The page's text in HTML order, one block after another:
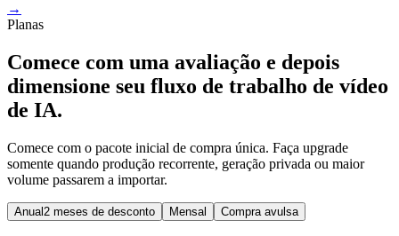
→
Planas
Comece com uma avaliação e depois
dimensione seu fluxo de trabalho de vídeo
de IA.
Comece com o pacote inicial de compra única. Faça upgrade
somente quando produção recorrente, geração privada ou maior
volume passarem a importar.
Anual2 meses de desconto Mensal Compra avulsa